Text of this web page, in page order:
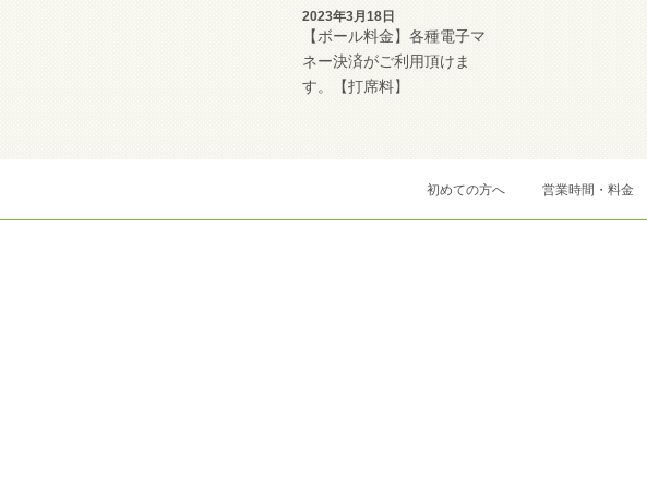
2023年3月18日
【ボール料金】各種電子マ
ネー決済がご利用頂けま
す。【打席料】
初めての方へ 営業時間・料金